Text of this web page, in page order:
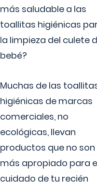
más saludable a las
toallitas higiénicas
la limpieza del culete
bebé?
Muchas de las
higiénicas de marcas
comerciales, no
ecológicas, llevan
productos que no son
más apropiado para
cuidado de tu recién